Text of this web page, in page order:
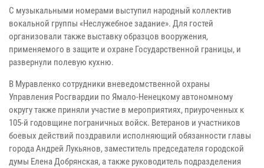
С музыкальными номерами выступил народный коллектив
вокальной группы «Неслужебное задание». Для гостей
организовали также выставку образцов вооружения,
применяемого в защите и охране Государственной границы, и
развернули полевую кухню.
В Муравленко сотрудники вневедомственной охраны
Управления Росгвардии по Ямало-Ненецкому автономному
округу также приняли участие в мероприятиях, приуроченных к
105-й годовщине пограничных войск. Ветеранов и участников
боевых действий поздравили исполняющий обязанности главы
города Андрей Лукьянов, заместитель председателя городской
думы Елена Добрянская, а также руководитель подразделения